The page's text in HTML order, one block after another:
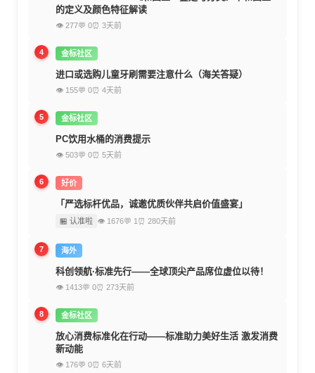
的定义及颜色特征解读
👁 277💬 0⏰ 3天前
4 金标社区
进口或选购儿童牙刷需要注意什么（海关答疑）
👁 155💬 0⏰ 4天前
5 金标社区
PC饮用水桶的消费提示
👁 503💬 0⏰ 5天前
6 好价
「严选标杆优品，诚邀优质伙伴共启价值盛宴」
🏪 认准啦 👁 1676💬 1 ⏰ 280天前
7 海外
科创领航·标准先行——全球顶尖产品席位虚位以待！
👁 1413💬 0⏰ 273天前
8 金标社区
放心消费标准化在行动——标准助力美好生活 激发消费
新动能
👁 176💬 0⏰ 6天前